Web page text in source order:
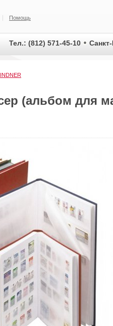
Помощь
Тел.: (812) 571-45-10
(альбом для